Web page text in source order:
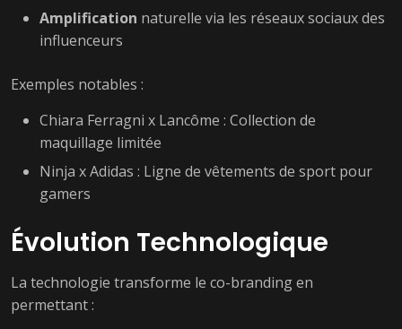
Amplification naturelle via les réseaux sociaux des
influenceurs
Exemples notables :
Chiara Ferragni x Lancôme : Collection de
maquillage limitée
Ninja x Adidas : Ligne de vêtements de sport pour
gamers
Évolution Technologique
La technologie transforme le co-branding en
permettant :